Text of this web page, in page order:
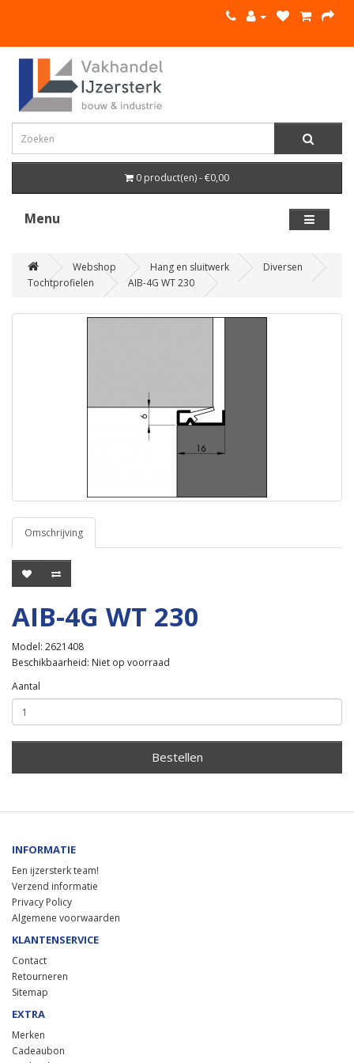
0 product(en) - €0,00
Menu
Webshop Hang en sluitwerk
Diversen
Tochtprofielen
AIB-4G WT 230
Omschrijving
AIB-4G WT 230
Model: 2621408
Beschikbaarheid: Niet op voorraad
Aantal
Bestellen
INFORMATIE
Een ijzersterk team!
Verzend informatie
Privacy Policy
Algemene voorwaarden
KLANTENSERVICE
Contact
Retourneren
Sitemap
EXTRA
Merken
Cadeaubon